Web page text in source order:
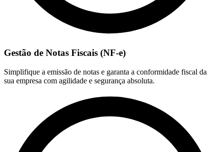
Gestão de Notas Fiscais (NF-e)
Simplifique a emissão de notas e garanta a conformidade fiscal da
sua empresa com agilidade e segurança absoluta.